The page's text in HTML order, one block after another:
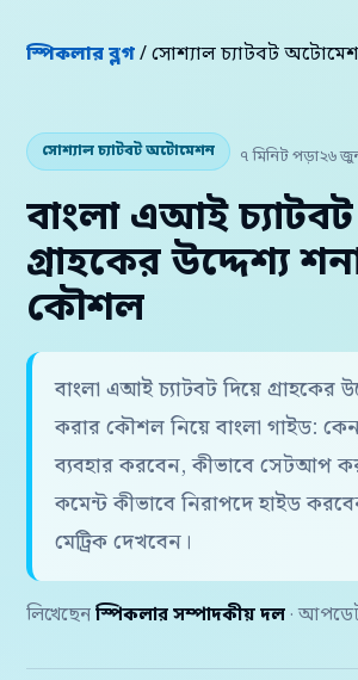
স্পিকলার ব্লগ/ সোশ্যাল চ্যাটবট
সোশ্যাল চ্যাটবট অটোমেশন ৭ মিনিট পড়া২৬
বাংলা এআই চ্যাটবট
গ্রাহকের উদ্দেশ্য
কৌশল
বাংলা এআই চ্যাটবট দিয়ে গ্রাহকের
করার কৌশল নিয়ে বাংলা গাইড:
ব্যবহার করবেন, কীভাবে সেটআপ
কমেন্ট কীভাবে নিরাপদে হাইড
মেট্রিক দেখবেন।
লিখেছেন স্পিকলার সম্পাদকীয় দল ·